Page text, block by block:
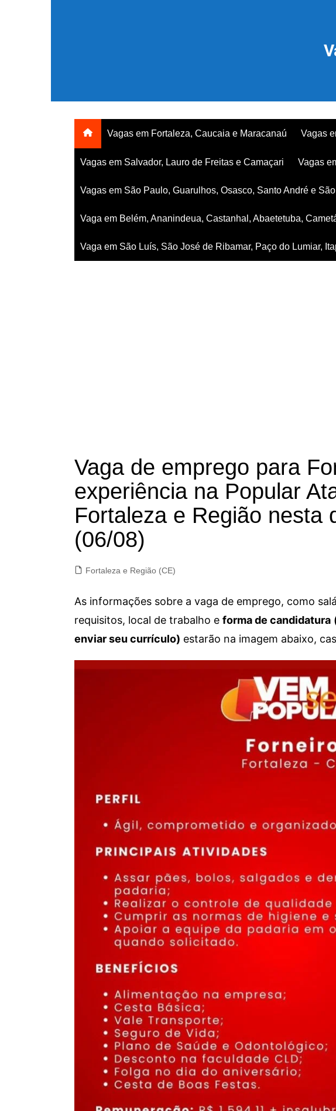
Vagas em Fortaleza, Caucaia e Maracanaú Vagas
Vagas em Salvador, Lauro de Freitas e Camaçari Vagas
Vagas em São Paulo, Guarulhos, Osasco, Santo André e
Vaga em Belém, Ananindeua, Castanhal, Abaetetuba,
Vaga em São Luís, São José de Ribamar, Paço do Lumiar,
Vaga de emprego para
experiência na Popular
Fortaleza e Região nesta
(06/08)
Fortaleza e Região (CE)
As informações sobre a vaga de emprego, como
requisitos, local de trabalho e forma de candidatura
enviar seu currículo) estarão na imagem abaixo,